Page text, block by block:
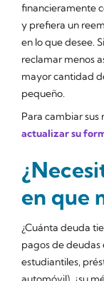
financieramente
y prefiera un
en lo que desee.
reclamar menos
mayor cantidad
pequeño.
Para cambiar
actualizar su
en que
¿Cuánta deuda
pagos de deudas
estudiantiles,